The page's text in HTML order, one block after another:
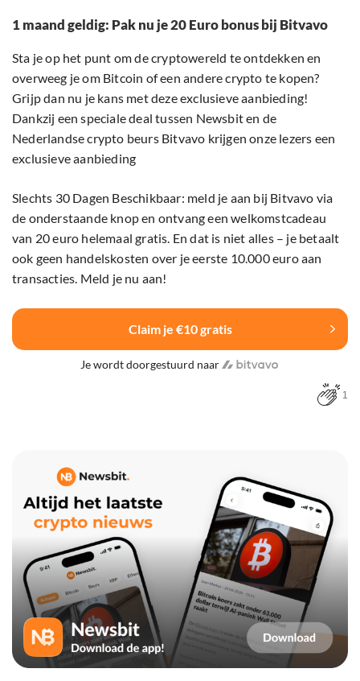
1 maand geldig: Pak nu je 20 Euro bonus bij Bitvavo
Sta je op het punt om de cryptowereld te ontdekken en
overweeg je om Bitcoin of een andere crypto te kopen?
Grijp dan nu je kans met deze exclusieve aanbieding!
Dankzij een speciale deal tussen Newsbit en de
Nederlandse crypto beurs Bitvavo krijgen onze lezers een
exclusieve aanbieding
Slechts 30 Dagen Beschikbaar: meld je aan bij Bitvavo via
de onderstaande knop en ontvang een welkomstcadeau
van 20 euro helemaal gratis. En dat is niet alles – je betaalt
ook geen handelskosten over je eerste 10.000 euro aan
transacties. Meld je nu aan!
Claim je €10 gratis
Je wordt doorgestuurd naar
1